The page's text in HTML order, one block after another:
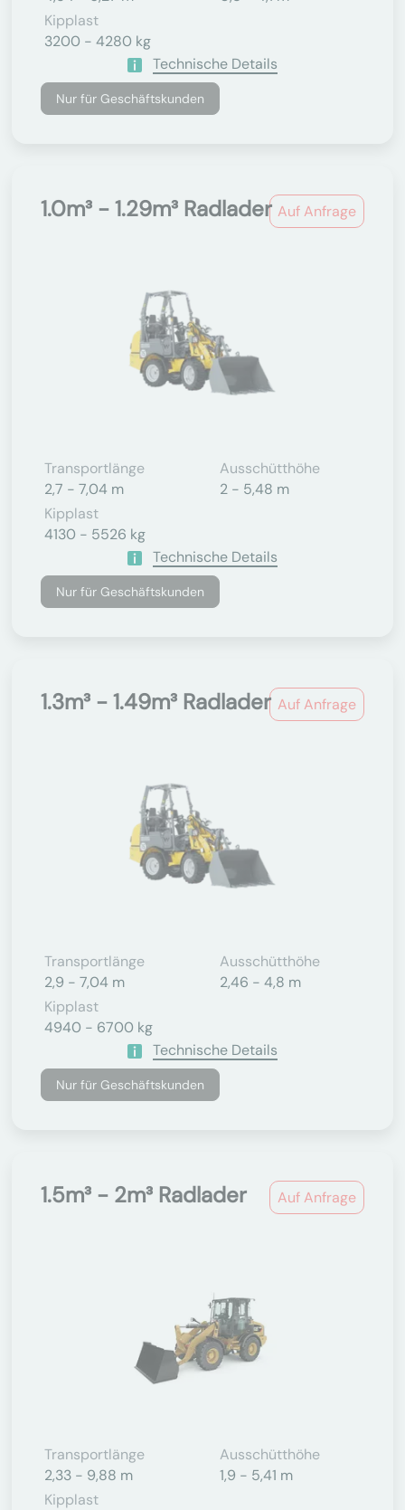
Kipplast
3200 - 4280 kg
Technische Details
Nur für Geschäftskunden
Auf Anfrage
1.0m³ - 1.29m³ Radlader
Transportlänge
2,7 - 7,04 m
Ausschütthöhe
2 - 5,48 m
Kipplast
4130 - 5526 kg
Technische Details
Nur für Geschäftskunden
Auf Anfrage
1.3m³ - 1.49m³ Radlader
Transportlänge
2,9 - 7,04 m
Ausschütthöhe
2,46 - 4,8 m
Kipplast
4940 - 6700 kg
Technische Details
Nur für Geschäftskunden
Auf Anfrage
1.5m³ - 2m³ Radlader
Transportlänge
2,33 - 9,88 m
Ausschütthöhe
1,9 - 5,41 m
Kipplast